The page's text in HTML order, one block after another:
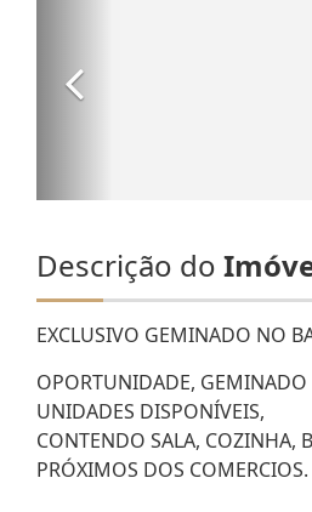
Descrição do
EXCLUSIVO GEMINADO NO
OPORTUNIDADE, GEMINADO
UNIDADES DISPONÍVEIS,
CONTENDO SALA, COZINHA,
PRÓXIMOS DOS COMERCIOS.